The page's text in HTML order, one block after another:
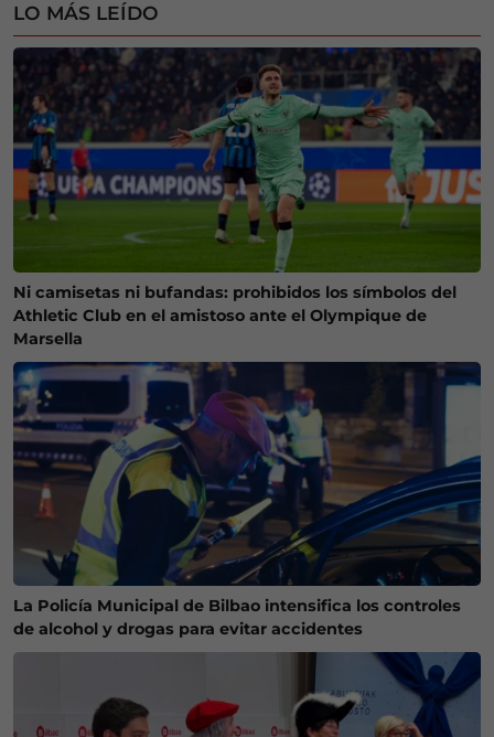
LO MÁS LEÍDO
Ni camisetas ni bufandas: prohibidos los símbolos del
Athletic Club en el amistoso ante el Olympique de
Marsella
La Policía Municipal de Bilbao intensifica los controles
de alcohol y drogas para evitar accidentes